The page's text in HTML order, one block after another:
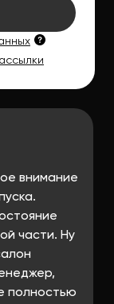
внимание
части. Ну
полностью